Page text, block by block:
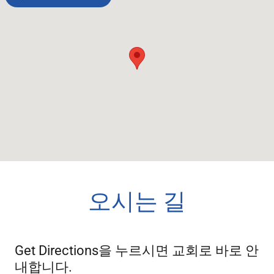
오시는 길
Get Directions을 누르시면 교회로 바로 안
내합니다.